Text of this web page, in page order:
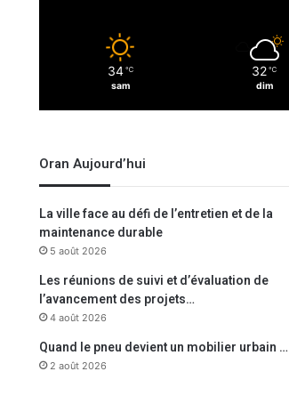
34 ℃
sam
32 ℃
dim
Oran Aujourd’hui
La ville face au défi de l’entretien et de la
maintenance durable
5 août 2026
Les réunions de suivi et d’évaluation de
l’avancement des projets…
4 août 2026
Quand le pneu devient un mobilier urbain …
2 août 2026